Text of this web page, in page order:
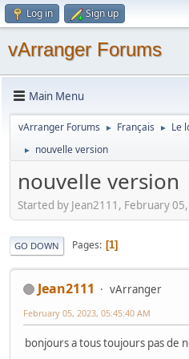
Log in Sign up
vArranger Forums
Main Menu
vArranger Forums ► Français ► Le
► nouvelle version
nouvelle version
Started by Jean2111, February
GO DOWN Pages 1
Jean2111 vArranger
February 05, 2023, 05:45:40 AM
bonjours a tous toujours pas de